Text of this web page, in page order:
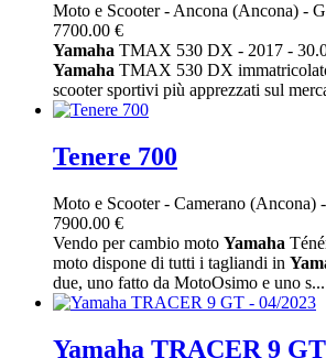
Moto e Scooter- Ancona (Ancona) -
7700.00 €
Yamaha TMAX 530 DX - 2017 -
Yamaha TMAX 530 DX
scooter sportivi più apprezzati sul
Tenere 700
Moto e Scooter- Camerano (Ancona) -
7900.00 €
Vendo per cambio moto Yamaha
moto dispone di tutti i tagliandi in
due, uno fatto da MotoOsimo e uno s...
Yamaha TRACER 9